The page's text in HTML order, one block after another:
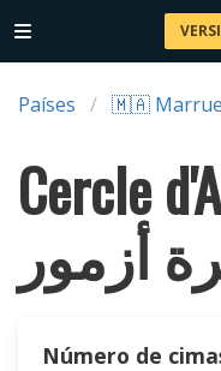
Países 🇲🇦
Cercle
أزمور
Número de